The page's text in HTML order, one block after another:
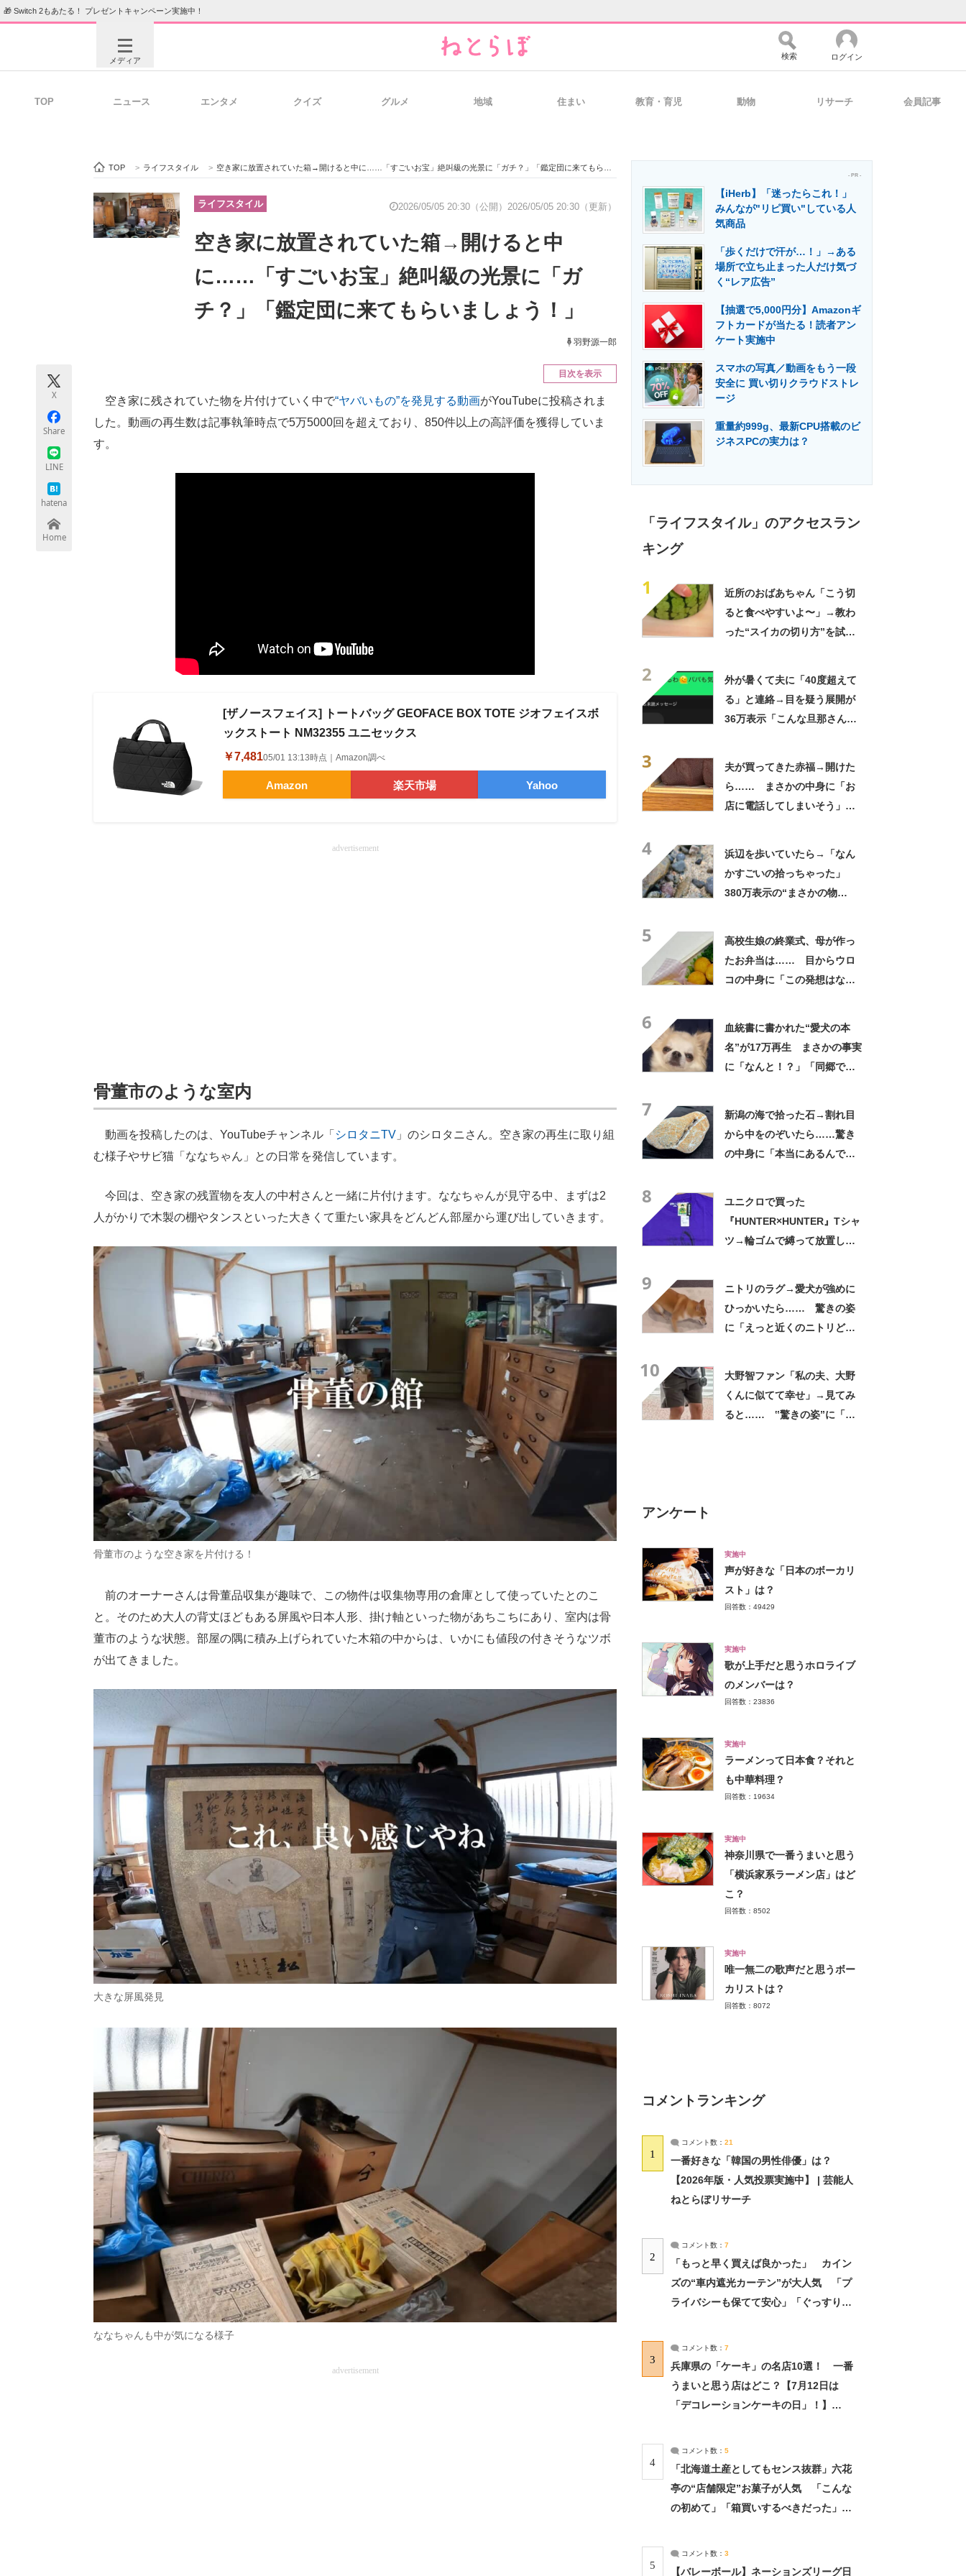
🎁 Switch 2もあたる！ プレゼントキャンペーン実施中！
メディア
ビジネスと働き方のヒント 経営リーダーのコミュニティ マーケ×ITの今がよく分かる
企業向けIT製品の総合サイト IT製品の技術・比較・事例 製造業のIT導入・活用を支援
エネルギーの専門メディア 建設×テクノロジーの最前線
ちょっと気になるネットの話題
検索 ログイン
TOP ニュース エンタメ クイズ グルメ 地域 住まい 教育・育児 動物 リサーチ 会員記事
TOP > ライフスタイル > 空き家に放置されていた箱→開けると中に……「すごいお宝」絶叫級の光景に「ガチ？」「鑑定団に来てもらいましょう！」
ライフスタイル 2026/05/05 20:30（公開） 2026/05/05 20:30（更新）
空き家に放置されていた箱→開けると中
に……「すごいお宝」絶叫級の光景に「ガ
チ？」「鑑定団に来てもらいましょう！」
羽野源一郎
X
Share
LINE
hatena
Home
目次を表示
空き家に残されていた物を片付けていく中で“ヤバいもの”を発見する動画がYouTubeに投稿されま
した。動画の再生数は記事執筆時点で5万5000回を超えており、850件以上の高評価を獲得していま
す。
[ザノースフェイス] トートバッグ GEOFACE BOX TOTE ジオフェイスボ
ックストート NM32355 ユニセックス
￥7,48105/01 13:13時点｜Amazon調べ
Amazon 楽天市場 Yahoo
advertisement
骨董市のような室内
動画を投稿したのは、YouTubeチャンネル「 シロタニTV 」のシロタニさん。空き家の再生に取り組
む様子やサビ猫「ななちゃん」との日常を発信しています。
今回は、空き家の残置物を友人の中村さんと一緒に片付けます。ななちゃんが見守る中、まずは2
人がかりで木製の棚やタンスといった大きくて重たい家具をどんどん部屋から運び出していきます。
骨董市のような空き家を片付ける！
前のオーナーさんは骨董品収集が趣味で、この物件は収集物専用の倉庫として使っていたとのこ
と。そのため大人の背丈ほどもある屏風や日本人形、掛け軸といった物があちこちにあり、室内は骨
董市のような状態。部屋の隅に積み上げられていた木箱の中からは、いかにも値段の付きそうなツボ
が出てきました。
大きな屏風発見
ななちゃんも中が気になる様子
advertisement
- PR -
【iHerb】「迷ったらこれ！」
みんなが"リピ買い"している人
気商品
「歩くだけで汗が…！」→ある
場所で立ち止まった人だけ気づ
く“レア広告”
【抽選で5,000円分】Amazonギ
フトカードが当たる！読者アン
ケート実施中
スマホの写真／動画をもう一段
安全に 買い切りクラウドストレ
ージ
重量約999g、最新CPU搭載のビ
ジネスPCの実力は？
「ライフスタイル」のアクセスラン
キング
1
近所のおばあちゃん「こう切
ると食べやすいよ〜」→教わ
った“スイカの切り方”を試し
2
外が暑くて夫に「40度超えて
る」と連絡→目を疑う展開が
36万表示「こんな旦那さん羨
3
夫が買ってきた赤福→開けた
ら…… まさかの中身に「お
店に電話してしまいそう」
4
浜辺を歩いていたら→「なん
かすごいの拾っちゃった」
380万表示の“まさかの物
5
高校生娘の終業式、母が作っ
たお弁当は…… 目からウロ
コの中身に「この発想はなか
6
血統書に書かれた“愛犬の本
名”が17万再生 まさかの事実
に「なんと！？」「同郷で
7
新潟の海で拾った石→割れ目
から中をのぞいたら……驚き
の中身に「本当にあるんです
8
ユニクロで買った
『HUNTER×HUNTER』Tシャ
ツ→輪ゴムで縛って放置した
9
ニトリのラグ→愛犬が強めに
ひっかいたら…… 驚きの姿
に「えっと近くのニトリどこ
10
大野智ファン「私の夫、大野
くんに似てて幸せ」→見てみ
ると…… ‟驚きの姿”に「最
アンケート
実施中
声が好きな「日本のボーカリ
スト」は？
回答数：49429
実施中
歌が上手だと思うホロライブ
のメンバーは？
回答数：23836
実施中
ラーメンって日本食？それと
も中華料理？
回答数：19634
実施中
神奈川県で一番うまいと思う
「横浜家系ラーメン店」はど
こ？
回答数：8502
実施中
唯一無二の歌声だと思うボー
カリストは？
回答数：8072
コメントランキング
1
コメント数： 21
一番好きな「韓国の男性俳優」は？
【2026年版・人気投票実施中】 | 芸能人
ねとらぼリサーチ
2
コメント数： 7
「もっと早く買えば良かった」 カイン
ズの“車内遮光カーテン”が大人気 「プ
ライバシーも保てて安心」「ぐっすり眠
3
コメント数： 7
兵庫県の「ケーキ」の名店10選！ 一番
うまいと思う店はどこ？【7月12日は
「デコレーションケーキの日」！】
4
コメント数： 5
「北海道土産としてもセンス抜群」六花
亭の“店舗限定”お菓子が人気 「こんな
の初めて」「箱買いするべきだった」
5
コメント数： 3
【バレーボール】ネーションズリーグ日